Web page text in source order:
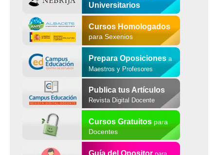
Universitarios
Cursos Homologados
para Sexenios
Prepara Oposiciones a
Maestros y Profesores
Publica tus Artículos
Revista Digital Docente
Cursos Gratuitospara
Docentes
Guía del Opositor